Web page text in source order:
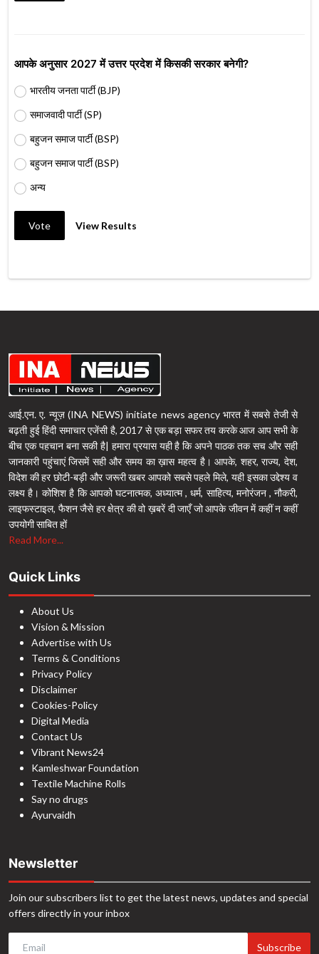
आपके अनुसार 2027 में उत्तर प्रदेश में किसकी सरकार बनेगी?
भारतीय जनता पार्टी (BJP)
समाजवादी पार्टी (SP)
बहुजन समाज पार्टी (BSP)
बहुजन समाज पार्टी (BSP)
अन्य
Vote View Results
आई.एन. ए. न्यूज़ (INA NEWS) initiate news agency भारत में सबसे तेजी से
बढ़ती हुई हिंदी समाचार एजेंसी है, 2017 से एक बड़ा सफर तय करके आज आप सभी के
बीच एक पहचान बना सकी है| हमारा प्रयास यही है कि अपने पाठक तक सच और सही
जानकारी पहुंचाएं जिसमें सही और समय का ख़ास महत्व है। आपके, शहर, राज्य, देश,
विदेश की हर छोटी-बड़ी और जरूरी खबर आपको सबसे पहले मिले, यही इसका उद्देश्य व
लक्ष्य है। कोशिश है कि आपको घटनात्मक, अध्यात्म , धर्म, साहित्य, मनोरंजन , नौकरी,
लाइफस्टाइल, फैशन जैसे हर क्षेत्र की वो ख़बरें दी जाएँ जो आपके जीवन में कहीं न कहीं
उपयोगी साबित हों
Read More...
Quick Links
About Us
Vision & Mission
Advertise with Us
Terms & Conditions
Privacy Policy
Disclaimer
Cookies-Policy
Digital Media
Contact Us
Vibrant News24
Kamleshwar Foundation
Textile Machine Rolls
Say no drugs
Ayurvaidh
Newsletter
Join our subscribers list to get the latest news, updates and special
offers directly in your inbox
Subscribe